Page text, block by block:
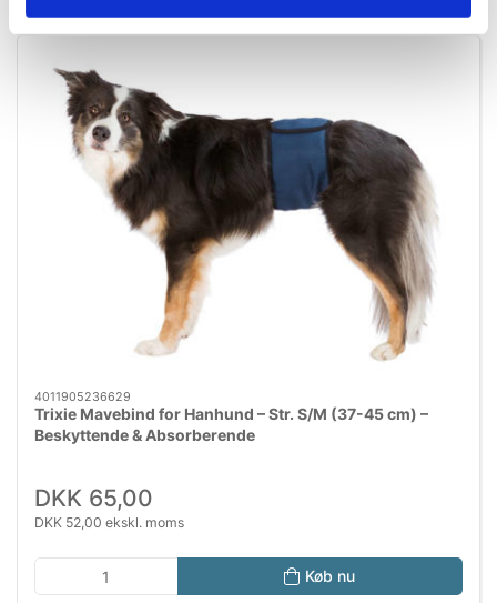
4011905236629
Trixie Mavebind for Hanhund – Str. S/M (37-45 cm) –
Beskyttende & Absorberende
DKK 65,00
DKK 52,00 ekskl. moms
Køb nu